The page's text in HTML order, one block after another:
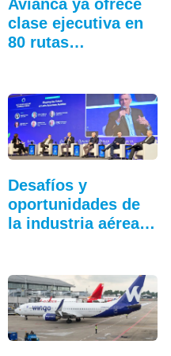
Avianca ya ofrece
clase ejecutiva en
80 rutas…
Desafíos y
oportunidades de
la industria aérea